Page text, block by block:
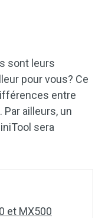
sont leurs
pour vous? Ce
entre
Par ailleurs, un
sera
et MX500